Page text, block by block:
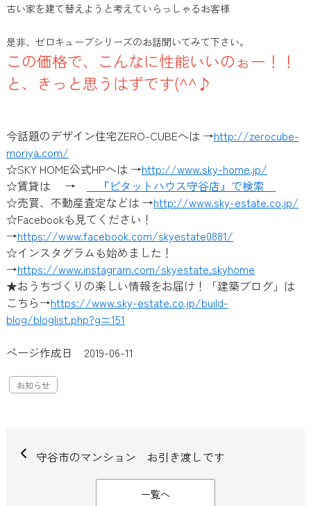
古い家を建て替えよう と考えていらっしゃるお客様
是非、ゼロキューブシリーズのお話聞いてみて下さい。
この価格で、こんなに性能いいのぉー！！
と、きっと思うはずです(^^♪
今話題のデザイン住宅ZERO-CUBEへは →http://zerocube-
moriya.com/
☆SKY HOME公式HPへは →http://www.sky-home.jp/
☆賃貸は →
『ピタットハウス守谷店』で検索
☆売買、不動産査定などは →http://www.sky-estate.co.jp/
☆Facebookも見てください！
→https://www.facebook.com/skyestate0881/
☆インスタグラムも始めました！
→https://www.instagram.com/skyestate.skyhome
★おうちづくりの楽しい情報をお届け！「建築ブログ」は
こちら→https://www.sky-estate.co.jp/build-
blog/bloglist.php?g=151
ページ作成日 2019-06-11
お知らせ
守谷市のマンション お引き渡しです
一覧へ